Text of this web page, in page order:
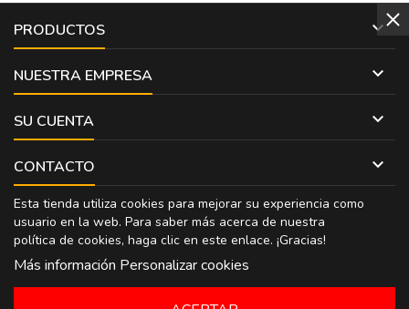
PRODUCTOS 
NUESTRA EMPRESA 
SU CUENTA 
CONTACTO 
Esta tienda utiliza cookies para mejorar su experiencia como
usuario en la web. Para saber más acerca de nuestra
política de cookies, haga clic en este enlace. ¡Gracias!
Más información Personalizar cookies